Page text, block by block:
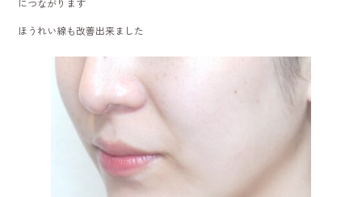
につながります
ほうれい線も改善出来ました